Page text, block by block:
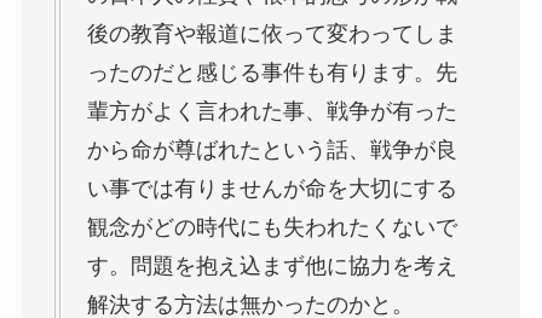
後の教育や報道に依って変わってしま
ったのだと感じる事件も有ります。先
輩方がよく言われた事、戦争が有った
から命が尊ばれたという話、戦争が良
い事では有りませんが命を大切にする
観念がどの時代にも失われたくないで
す。問題を抱え込まず他に協力を考え
解決する方法は無かったのかと。